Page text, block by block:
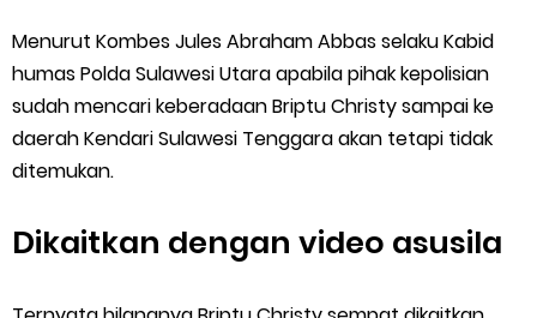
Menurut Kombes Jules Abraham Abbas selaku Kabid
humas Polda Sulawesi Utara apabila pihak kepolisian
sudah mencari keberadaan Briptu Christy sampai ke
daerah Kendari Sulawesi Tenggara akan tetapi tidak
ditemukan.
Dikaitkan dengan video asusila